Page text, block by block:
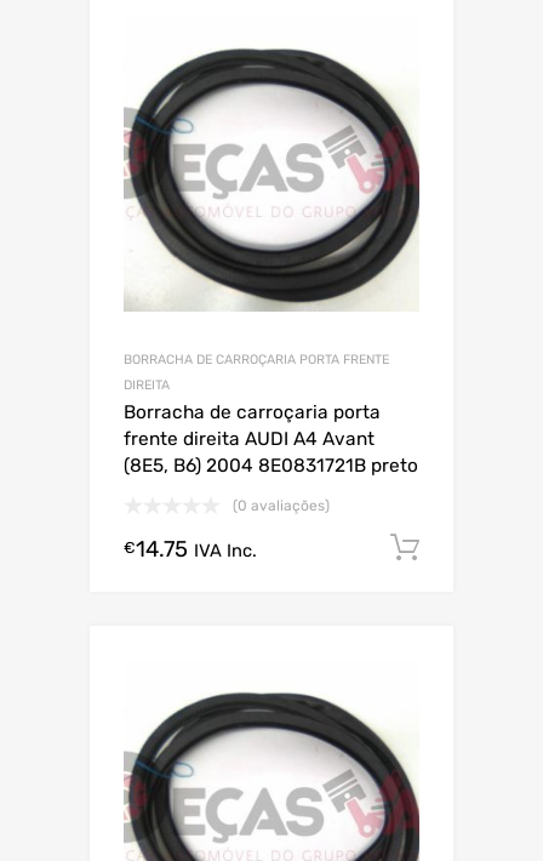
BORRACHA DE CARROÇARIA PORTA FRENTE
DIREITA
Borracha de carroçaria porta
frente direita AUDI A4 Avant
(8E5, B6) 2004 8E0831721B preto
(0 avaliações)
€14.75 IVA Inc.